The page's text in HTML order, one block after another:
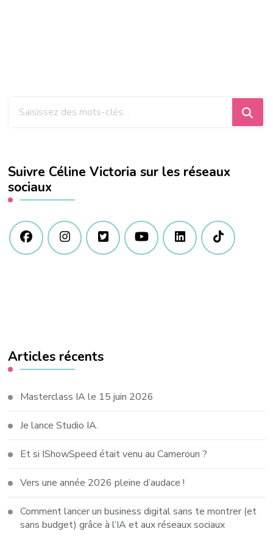
?
Suivre Céline Victoria sur les réseaux
sociaux
Articles récents
Masterclass IA le 15 juin 2026
Je lance Studio IA.
Et si IShowSpeed était venu au Cameroun ?
Vers une année 2026 pleine d’audace !
Comment lancer un business digital sans te montrer (et
sans budget) grâce à l’IA et aux réseaux sociaux